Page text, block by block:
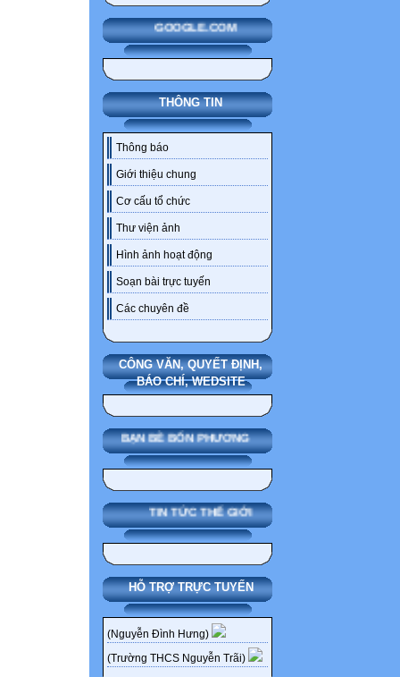
GOOGLE.COM
THÔNG TIN
Thông báo
Giới thiệu chung
Cơ cấu tổ chức
Thư viện ảnh
Hình ảnh hoạt động
Soạn bài trực tuyến
Các chuyên đề
CÔNG VĂN, QUYẾT ĐỊNH,
BÁO CHÍ, WEDSITE
BẠN BÈ BỐN PHƯƠNG
TIN TỨC THẾ GIỚI
HỖ TRỢ TRỰC TUYẾN
(Nguyễn Đình Hưng)
(Trường THCS Nguyễn Trãi)